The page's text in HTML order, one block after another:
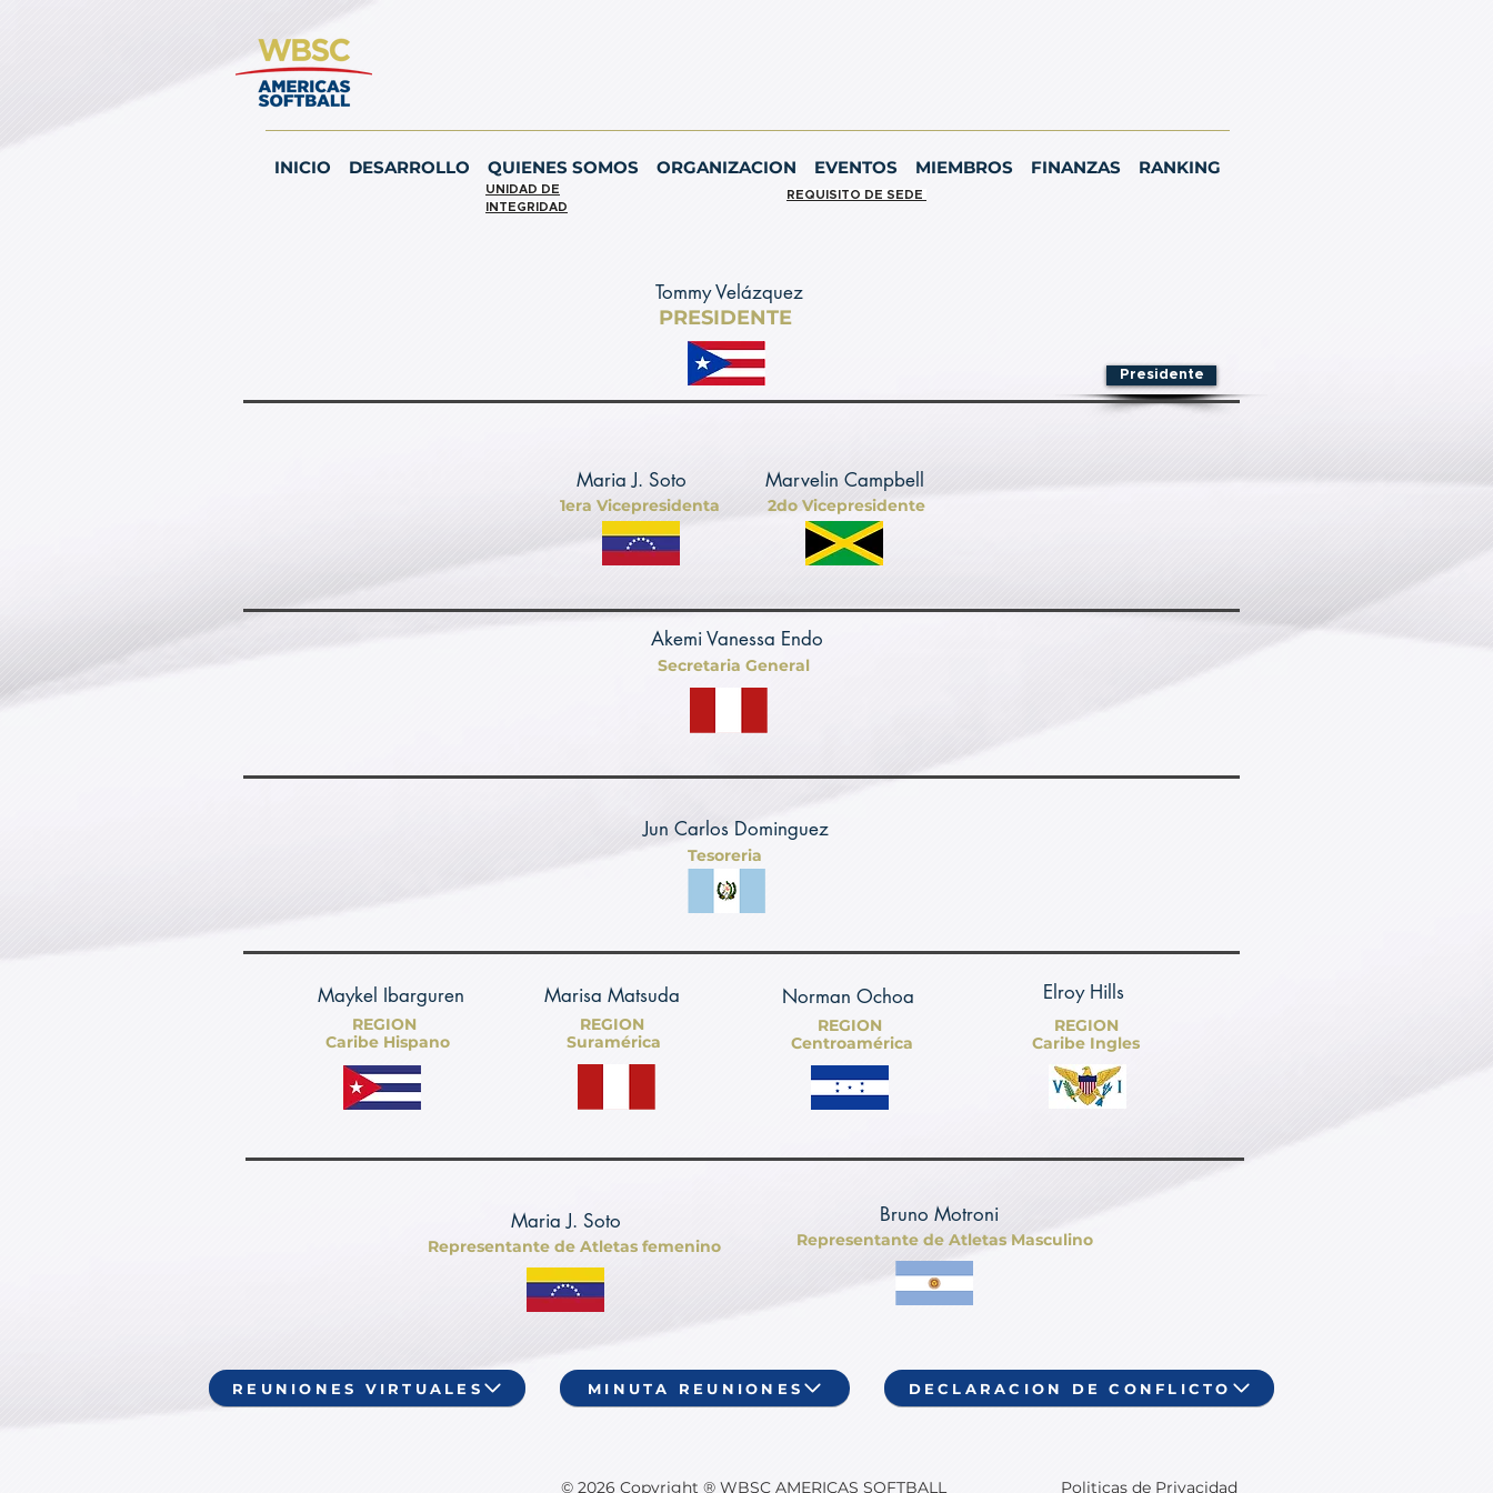
INICIO DESARROLLO QUIENES SOMOS ORGANIZACION EVENTOS MIEMBROS FINANZAS RANKING
REQUISITO DE SEDE
UNIDAD DE
INTEGRIDAD
Tommy Velázquez
PRESIDENTE
Presidente
1era Vicepresidenta
Maria J. Soto
2do Vicepresidente
Marvelin Campbell
Akemi Vanessa Endo
Secretaria General
Jun Carlos Dominguez
Tesoreria
REGION
Caribe Hispano
Norman Ochoa
REGION
Suramérica
Maykel Ibarguren Marisa Matsuda
REGION
Centroamérica
Elroy Hills
REGION
Caribe Ingles
Maria J. Soto
Representante de Atletas femenino
Bruno Motroni
Representante de Atletas Masculino
REUNIONES VIRTUALES MINUTA REUNIONES DECLARACION DE CONFLICTO
© 2026 Copyright ® WBSC AMERICAS SOFTBALL Politicas de Privacidad